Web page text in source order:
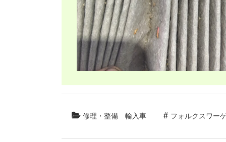
修理・整備 輸入車 フォルクスワー